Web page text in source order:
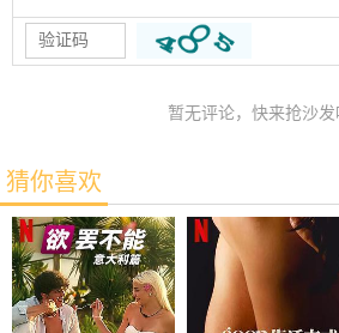
暂无评论，快来抢沙发
猜你喜欢